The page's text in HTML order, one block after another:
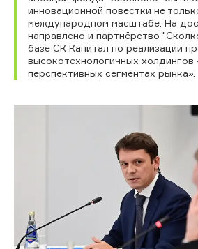
инновационной повестки не
международном масштабе. На
направлено и партнёрство
базе СК Капитал по реализации
высокотехнологичных холдингов
перспективных сегментах рынка».